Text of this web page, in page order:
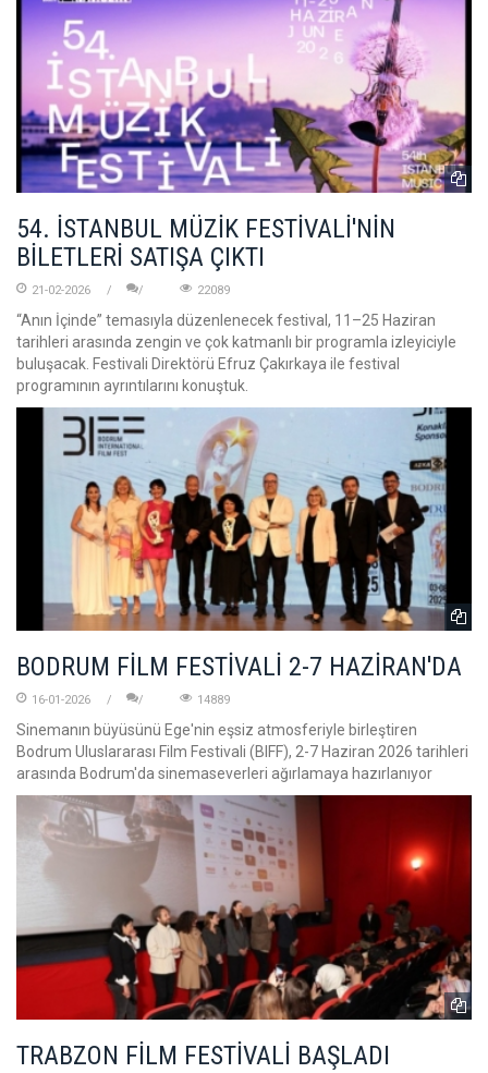
54. İSTANBUL MÜZİK FESTİVALİ'NİN
BİLETLERİ SATIŞA ÇIKTI
21-02-2026 22089
“Anın İçinde” temasıyla düzenlenecek festival, 11–25 Haziran
tarihleri arasında zengin ve çok katmanlı bir programla izleyiciyle
buluşacak. Festivali Direktörü Efruz Çakırkaya ile festival
programının ayrıntılarını konuştuk.
BODRUM FİLM FESTİVALİ 2-7 HAZİRAN'DA
16-01-2026 14889
Sinemanın büyüsünü Ege'nin eşsiz atmosferiyle birleştiren
Bodrum Uluslararası Film Festivali (BIFF), 2-7 Haziran 2026 tarihleri
arasında Bodrum'da sinemaseverleri ağırlamaya hazırlanıyor
TRABZON FİLM FESTİVALİ BAŞLADI